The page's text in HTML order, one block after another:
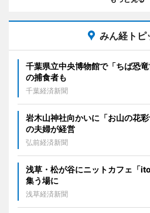
みん経トピ
千葉県立中央博物館で「ちば恐
の捕食者も
千葉経済新聞
岩木山神社向かいに「お山の花
の夫婦が経営
弘前経済新聞
浅草・松が谷にニットカフェ
集う場に
浅草経済新聞